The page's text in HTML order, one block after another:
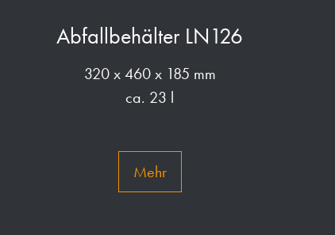
Abfallbehälter LN126
320 x 460 x 185 mm
ca. 23 l
Mehr